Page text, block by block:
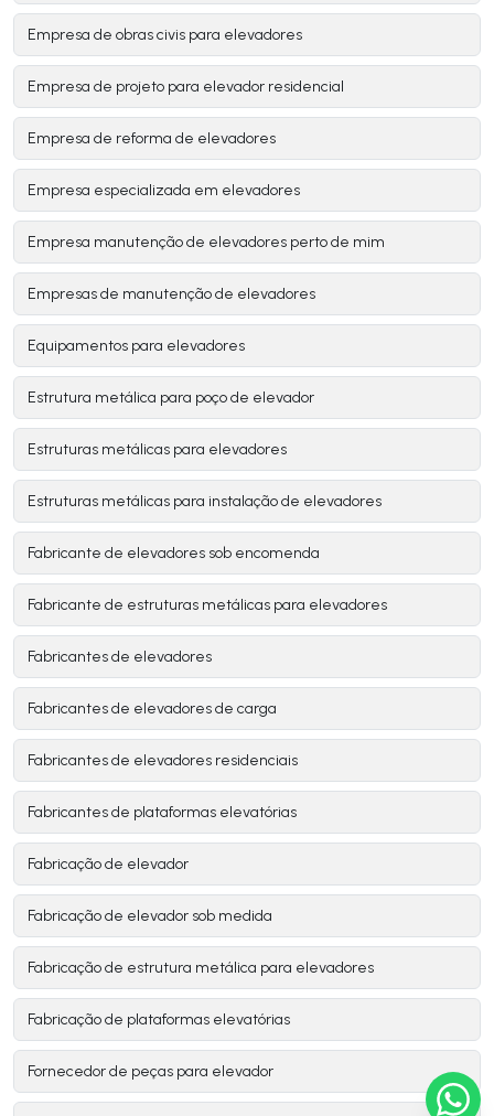
Empresa de obras civis para elevadores
Empresa de projeto para elevador residencial
Empresa de reforma de elevadores
Empresa especializada em elevadores
Empresa manutenção de elevadores perto de mim
Empresas de manutenção de elevadores
Equipamentos para elevadores
Estrutura metálica para poço de elevador
Estruturas metálicas para elevadores
Estruturas metálicas para instalação de elevadores
Fabricante de elevadores sob encomenda
Fabricante de estruturas metálicas para elevadores
Fabricantes de elevadores
Fabricantes de elevadores de carga
Fabricantes de elevadores residenciais
Fabricantes de plataformas elevatórias
Fabricação de elevador
Fabricação de elevador sob medida
Fabricação de estrutura metálica para elevadores
Fabricação de plataformas elevatórias
Fornecedor de peças para elevador